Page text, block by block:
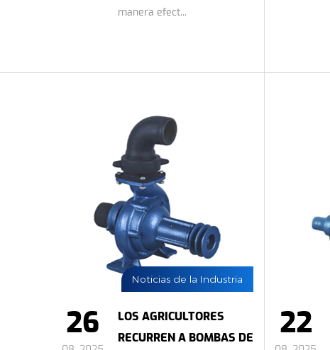
manera efect...
Noticias de la Industria
26
LOS AGRICULTORES
RECURREN A BOMBAS DE
22